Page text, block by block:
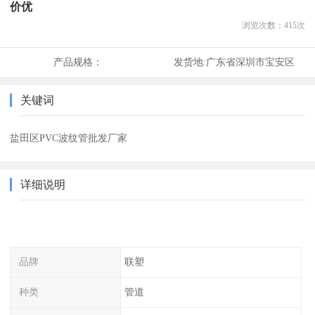
价优
浏览次数： 415次
产品规格： 发货地:广东省深圳市宝安区
关键词
盐田区PVC波纹管批发厂家
详细说明
品牌 联塑
种类 管道